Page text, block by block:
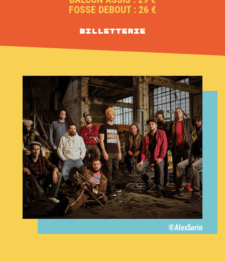
FOSSE DEBOUT : 26 €
Billetterie
©AlexSorin